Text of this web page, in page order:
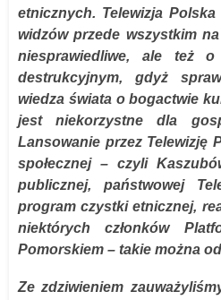
etnicznych. Telewizja
widzów przede wszystkim
niesprawiedliwe, ale też o
destrukcyjnym, gdyż
wiedza świata o bogactwie
jest niekorzystne dla
Lansowanie przez Telewizję
społecznej – czyli
publicznej, państwowej
program czystki etnicznej,
niektórych członków
Pomorskiem – takie można
Ze zdziwieniem